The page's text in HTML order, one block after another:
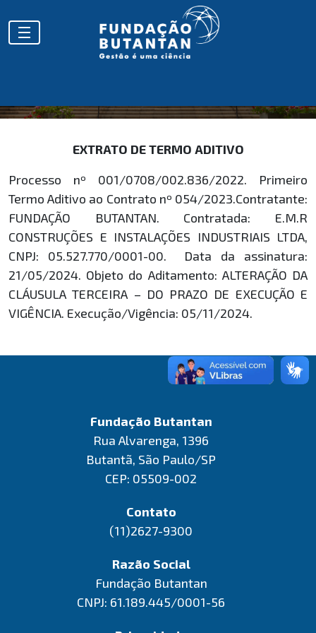
EXTRATOS
EXTRATO DE TERMO ADITIVO
Processo nº 001/0708/002.836/2022. Primeiro
Termo Aditivo ao Contrato nº 054/2023.Contratante:
FUNDAÇÃO BUTANTAN. Contratada: E.M.R
CONSTRUÇÕES E INSTALAÇÕES INDUSTRIAIS LTDA,
CNPJ: 05.527.770/0001-00. Data da assinatura:
21/05/2024. Objeto do Aditamento: ALTERAÇÃO DA
CLÁUSULA TERCEIRA – DO PRAZO DE EXECUÇÃO E
VIGÊNCIA. Execução/Vigência: 05/11/2024.
Fundação Butantan
Rua Alvarenga, 1396
Butantã, São Paulo/SP
CEP: 05509-002
Contato
(11)2627-9300
Razão Social
Fundação Butantan
CNPJ: 61.189.445/0001-56